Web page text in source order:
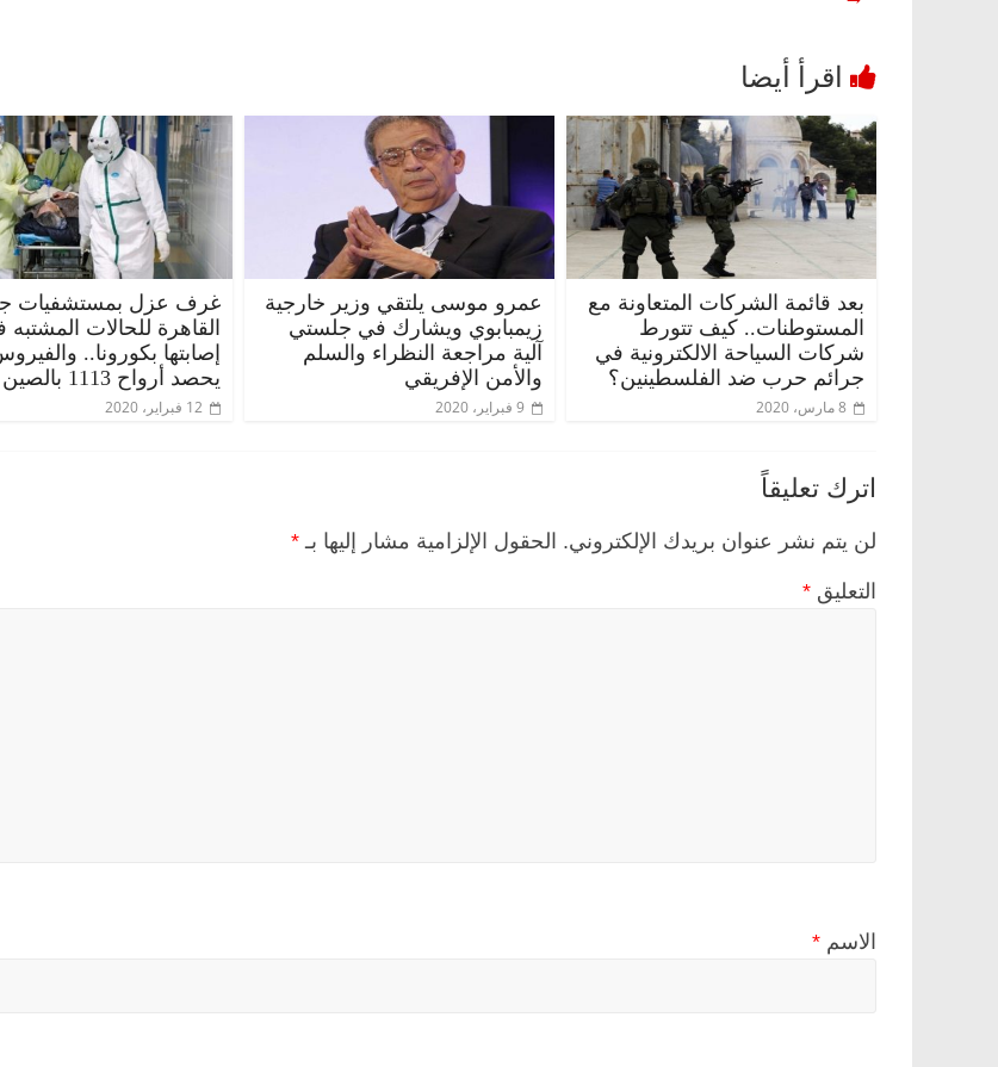
بعد قائمة الشركات المتعاونة مع
المستوطنات.. كيف تتورط
شركات السياحة الالكترونية في
جرائم حرب ضد الفلسطينين؟
8 مارس، 2020
عمرو موسى يلتقي وزير خارجية
زيمبابوي ويشارك في جلستي
آلية مراجعة النظراء والسلم
والأمن الإفريقي
9 فبراير، 2020
غرف عزل بمستشفيات
القاهرة للحالات
إصابتها بكورونا..
يحصد أرواح 1113 بالصين
12 فبراير، 2020
اترك تعليقاً
لن يتم نشر عنوان بريدك الإلكتروني. الحقول الإلزامية مشار إليها بـ *
التعليق *
الاسم *
الرئيسية
مقعد
الرئيسية مصر ناس وناس
مقعد شاغر على مائدة الإفطار.. يحيى
حسين عبدالهادي فارس مقاومة
الخصخصة الذي دافع عن المال العام
الرئيسية مصر ناس وناس
في ذكرى رحيله.. د. نور فرحات فقيه
قانوني دافع عن قضايا الوطن وانحاز
للحرية (بروفايل)
على أبواب